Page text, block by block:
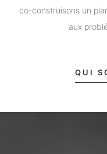
co-construisons un
aux
QUI